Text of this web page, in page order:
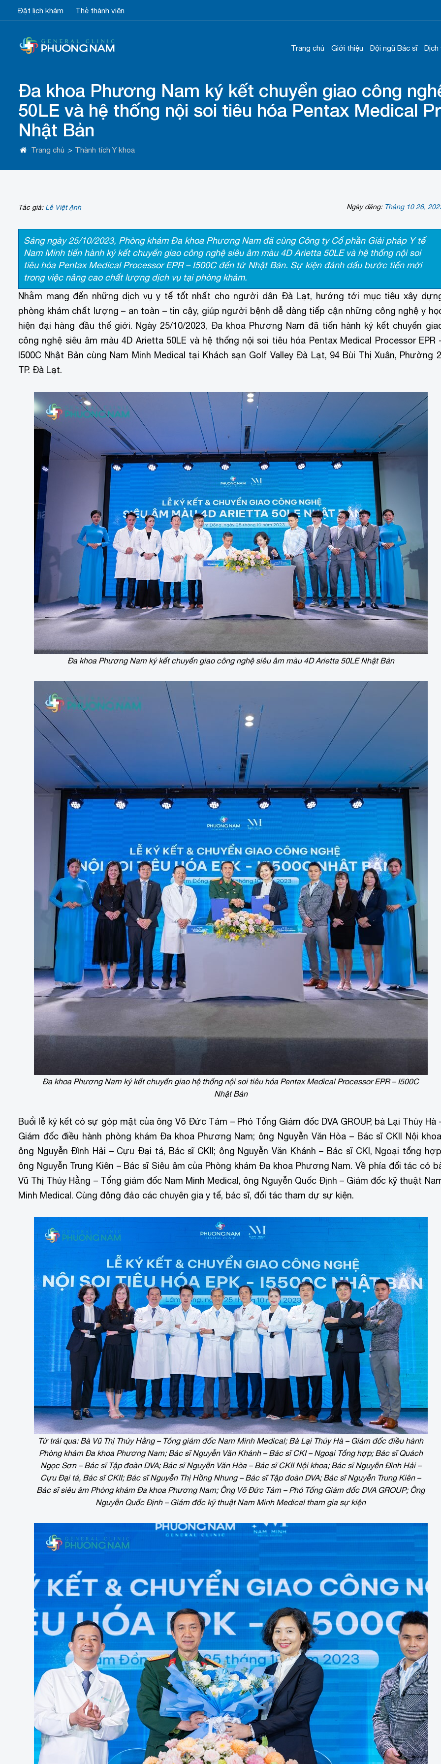
Đặt lịch khám Thẻ thành viên
Trang chủ Giới thiệu Đội ngũ Bác sĩ Dịch
Đa khoa Phương Nam ký kết chuyển giao công
50LE và hệ thống nội soi tiêu hóa Pentax Medical
Nhật Bản
Trang chủ > Thành tích Y khoa
Tác giả: Lê Việt Ạnh Ngày đăng: Tháng 10 26,
Sáng ngày 25/10/2023, Phòng khám Đa khoa Phương Nam đã cùng Công ty Cổ phần Giải pháp Y tế
Nam Minh tiến hành ký kết chuyển giao công nghệ siêu âm màu 4D Arietta 50LE và hệ thống nội soi
tiêu hóa Pentax Medical Processor EPR – I500C đến từ Nhật Bản. Sự kiện đánh dấu bước tiến mới
trong việc nâng cao chất lượng dịch vụ tại phòng khám.
Nhằm mang đến những dịch vụ y tế tốt nhất cho người dân Đà Lạt, hướng tới mục tiêu xây
phòng khám chất lượng – an toàn – tin cậy, giúp người bệnh dễ dàng tiếp cận những công nghệ y
hiện đại hàng đầu thế giới. Ngày 25/10/2023, Đa khoa Phương Nam đã tiến hành ký kết chuyển
công nghệ siêu âm màu 4D Arietta 50LE và hệ thống nội soi tiêu hóa Pentax Medical Processor EPR
I500C Nhật Bản cùng Nam Minh Medical tại Khách sạn Golf Valley Đà Lạt, 94 Bùi Thị Xuân, Phường
TP. Đà Lạt.
Đa khoa Phương Nam ký kết chuyển giao công nghệ siêu âm màu 4D Arietta 50LE Nhật Bản
Đa khoa Phương Nam ký kết chuyển giao hệ thống nội soi tiêu hóa Pentax Medical Processor EPR – I500C
Nhật Bản
Buổi lễ ký kết có sự góp mặt của ông Võ Đức Tám – Phó Tổng Giám đốc DVA GROUP, bà Lại Thúy Hà
Giám đốc điều hành phòng khám Đa khoa Phương Nam; ông Nguyễn Văn Hòa – Bác sĩ CKII Nội
ông Nguyễn Đình Hải – Cựu Đại tá, Bác sĩ CKII; ông Nguyễn Văn Khánh – Bác sĩ CKI, Ngoại tổng
ông Nguyễn Trung Kiên – Bác sĩ Siêu âm của Phòng khám Đa khoa Phương Nam.Về phía đối tác có
Vũ Thị Thúy Hằng – Tổng giám đốc Nam Minh Medical, ông Nguyễn Quốc Định – Giám đốc kỹ thuật
Minh Medical. Cùng đông đảo các chuyên gia y tế, bác sĩ, đối tác tham dự sự kiện.
Từ trái qua: Bà Vũ Thị Thúy Hằng – Tổng giám đốc Nam Minh Medical; Bà Lại Thúy Hà – Giám đốc điều hành
Phòng khám Đa khoa Phương Nam; Bác sĩ Nguyễn Văn Khánh – Bác sĩ CKI – Ngoại Tổng hợp; Bác sĩ Quách
Ngọc Sơn – Bác sĩ Tập đoàn DVA; Bác sĩ Nguyễn Văn Hòa – Bác sĩ CKII Nội khoa; Bác sĩ Nguyễn Đình Hải –
Cựu Đại tá, Bác sĩ CKII; Bác sĩ Nguyễn Thị Hồng Nhung – Bác sĩ Tập đoàn DVA; Bác sĩ Nguyễn Trung Kiên –
Bác sĩ siêu âm Phòng khám Đa khoa Phương Nam; Ông Võ Đức Tám – Phó Tổng Giám đốc DVA GROUP; Ông
Nguyễn Quốc Định – Giám đốc kỹ thuật Nam Minh Medical tham gia sự kiện